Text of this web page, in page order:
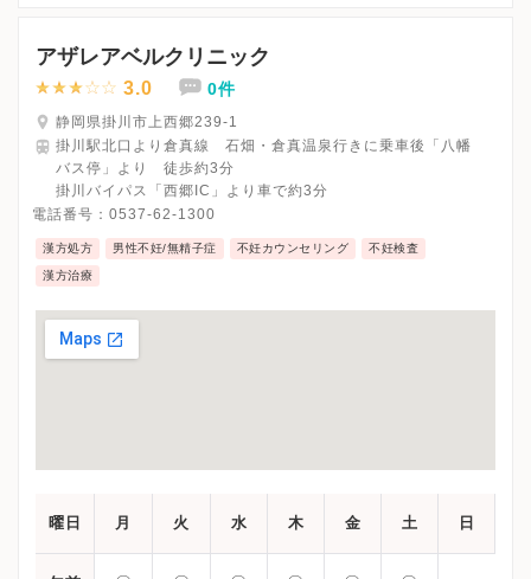
アザレアベルクリニック
3.0 0件
静岡県掛川市上西郷239-1
掛川駅北口より倉真線 石畑・倉真温泉行きに乗車後「八幡
バス停」より 徒歩約3分
掛川バイパス「西郷IC」より車で約3分
電話番号： 0537-62-1300
漢方処方 男性不妊/無精子症 不妊カウンセリング 不妊検査
漢方治療
曜日 月 火 水 木 金 土 日